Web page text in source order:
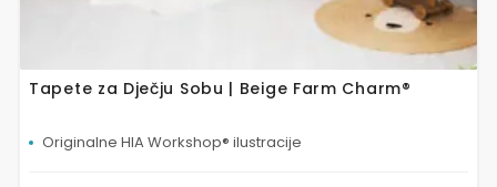
Tapete za Dječju Sobu | Beige Farm Charm®
Originalne HIA Workshop® ilustracije